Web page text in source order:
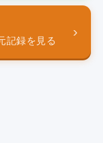
記録を見る
›